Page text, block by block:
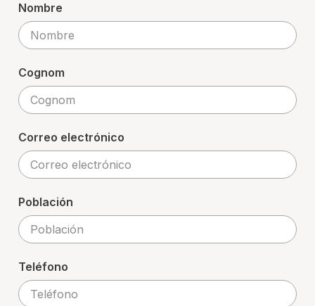
Nombre
Cognom
Correo electrónico
Población
Teléfono